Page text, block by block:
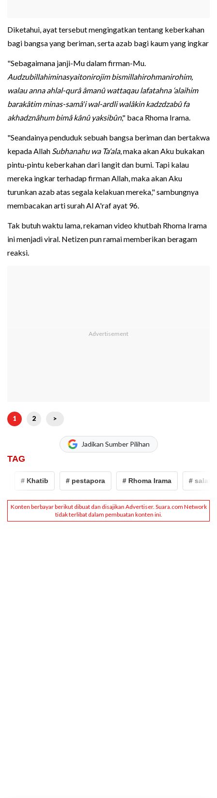
Diketahui, ayat tersebut mengingatkan tentang keberkahan
bagi bangsa yang beriman, serta azab bagi kaum yang ingkar
"Sebagaimana janji-Mu dalam firman-Mu.
Audzubillahiminasyaitonirojim bismillahirohmanirohim,
walau anna ahlal-qurâ âmanû wattaqau lafatahna ‘alaihim
barakâtim minas-samâ'i wal-ardli walâkin kadzdzabû fa
akhadznâhum bimâ kânû yaksibûn," baca Rhoma Irama.
"Seandainya penduduk sebuah bangsa beriman dan bertakwa
kepada Allah Subhanahu wa Ta'ala, maka akan Aku bukakan
pintu-pintu keberkahan dari langit dan bumi. Tapi kalau
mereka ingkar terhadap firman Allah, maka akan Aku
turunkan azab atas segala kelakuan mereka," sambungnya
membacakan arti surah Al A'raf ayat 96.
Tak butuh waktu lama, rekaman video khutbah Rhoma Irama
ini menjadi viral. Netizen pun ramai memberikan beragam
reaksi.
1 2 >
Jadikan Sumber Pilihan
TAG
# Khatib # pestapora # Rhoma Irama # salat